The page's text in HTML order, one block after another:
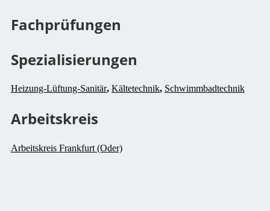
Fachprüfungen
Spezialisierungen
Heizung-Lüftung-Sanitär, Kältetechnik, Schwimmbadtechnik
Arbeitskreis
Arbeitskreis Frankfurt (Oder)